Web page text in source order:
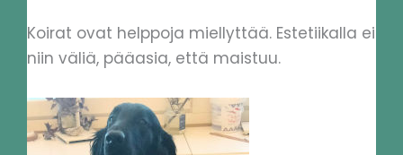
Koirat ovat helppoja miellyttää. Estetiikalla ei
niin väliä, pääasia, että maistuu.